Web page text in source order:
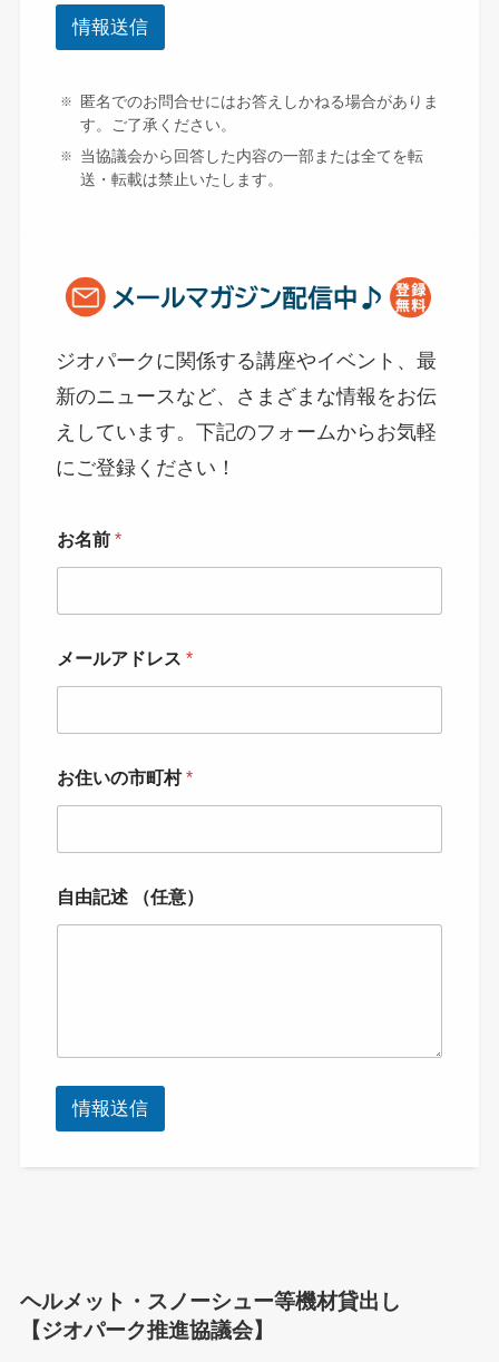
情報送信
匿名でのお問合せにはお答えしかねる場合がありま
す。ご了承ください。
当協議会から回答した内容の一部または全てを転
送・転載は禁止いたします。
ジオパークに関係する講座やイベント、最
新のニュースなど、さまざまな情報をお伝
えしています。下記のフォームからお気軽
にご登録ください！
お名前*
メールアドレス*
お住いの市町村*
自由記述 （任意）
情報送信
ヘルメット・スノーシュー等機材貸出し
【ジオパーク推進協議会】